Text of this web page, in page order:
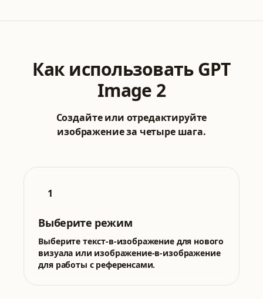
Как использовать GPT
Image 2
Создайте или отредактируйте
изображение за четыре шага.
1
Выберите режим
Выберите текст-в-изображение для нового
визуала или изображение-в-изображение
для работы с референсами.